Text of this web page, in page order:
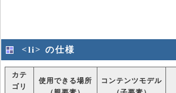
<li> の仕様
カテ
ゴリ
使用できる場所
コンテンツモデル